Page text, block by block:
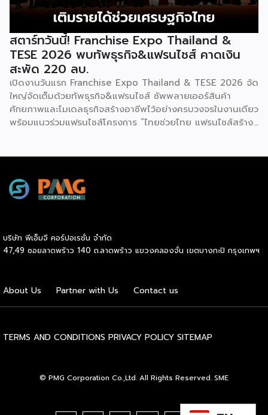
สตาร์ทวันนี้! Franchise Expo Thailand &
TESE 2026 พบทัพธุรกิจ&แฟรนไชส์ คาดเงิน
สะพัด 220 ลบ.
เปิดงานวันแรก Franchise Expo Thailand & TESE 2026 จัด
ใหญ่จัดเต็มด้วยทัพธุรกิจ&แฟรนไชส์ ซัพพลายเออร์สินค้า
ศักยภาพและโมเดลธุรกิจสร้างอาชีพไว้อย่างครบวงจรในงานเดียว
พร้อมแนวร่วมแฟรนไชส์โครงการ “ไทยช่วยไทย แฟรนไชส์สร้าง
ความรู้โดยผู้ทรงคุณวุฒิคับคั่ง และกิจกรรมเจรจาจับคู่ธุรกิจทั้งใน
และต่างประเทศ งานจัดต่อเนื่องระหว่างวันที่ 6-9 สิงหาคมนี้ ที่
ธุรกิจการค้า กระทรวงพาณิชย์ กล่าวว่า งาน ” Franchise Expo
Thailand & Thailand E-Commerce Selection Expo
บริษัท พีเอ็มจี คอร์ปอเรชั่น จำกัด
47,49 ซอยลาดพร้าว 140 ถ.ลาดพร้าว แขวงคลองจั่น เขตบางกะปิ กรุงเทพฯ
About Us Partner with Us Contact us
TERMS AND CONDITIONS PRIVACY POLICY SITEMAP
© PMG Corporation Co.,Ltd. All Rights Reserved. SME